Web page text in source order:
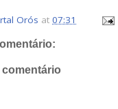
Orós at 07:31
comentário